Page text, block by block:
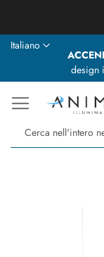
design
Lingua
Italiano